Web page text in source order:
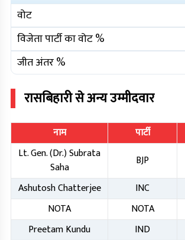
वोट
विजेता पार्टी का वोट %
जीत अंतर %
रासबिहारीसे अन्य उम्मीदवार
नाम पार्टी
Lt. Gen. (Dr.) Subrata
Saha
BJP
Ashutosh Chatterjee
INC
NOTA
NOTA
Preetam Kundu
IND